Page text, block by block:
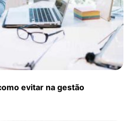
evitar na gestão